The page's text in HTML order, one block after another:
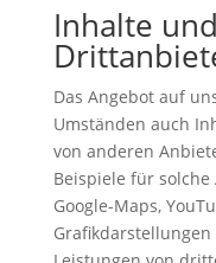
Inhalte
Das Angebot auf
Umständen auch
von anderen
Beispiele für
Google-Maps,